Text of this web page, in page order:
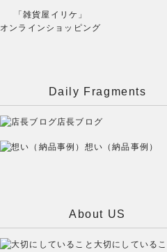
「雑貨屋イリケ」
オンラインショッピング
Daily Fragments
店長ブログ
想い（納品事例）
About US
大切にしているこ